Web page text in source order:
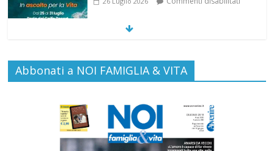
SAMARITANI 2.0: la risposta di Federvita
Emilia Romagna al suicidio assistito per
legge
Gino Soldera nominato Membro della
“Hall of Honor Prenatal Sciences 2026”
Abbonati a NOI FAMIGLIA & VITA